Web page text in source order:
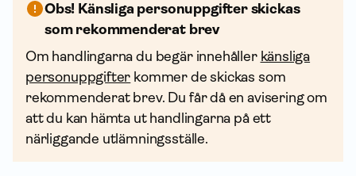
Obs! Känsliga person­uppgifter skickas
som rekommenderat brev
Om handlingarna du begär innehåller känsliga
person­uppgifter kommer de skickas som
rekommenderat brev. Du får då en avisering om
att du kan hämta ut handlingarna på ett
närliggande utlämningsställe.